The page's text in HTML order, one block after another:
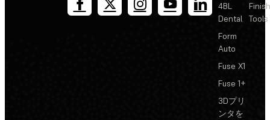
4BL
Dental
Form
Auto
Fuse X1
Fuse 1+
3Dプリ
ンタを
Tools